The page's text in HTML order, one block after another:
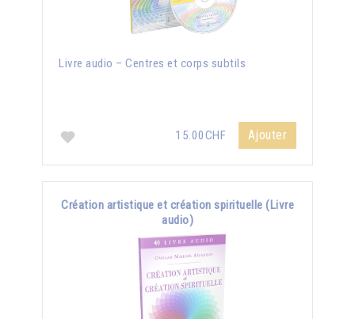
Livre audio – Centres et corps subtils
15.00CHF Ajouter
Création artistique et création spirituelle (Livre
audio)